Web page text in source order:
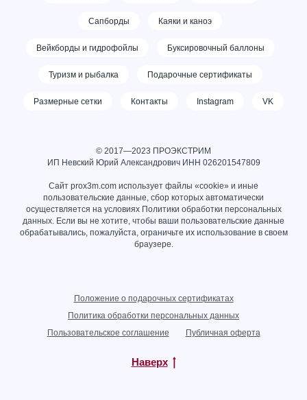
Сапборды Каяки и каноэ
Вейкборды и гидрофойлы Буксировочный баллоны
Туризм и рыбалка Подарочные сертификаты
Размерные сетки Контакты Instagram VK
© 2017—2023 ПРОЭКСТРИМ
ИП Невский Юрий Александрович ИНН 026201547809
Сайт prox3m.com использует файлы «cookie» и иные
пользовательские данные, сбор которых автоматически
осуществляется на условиях Политики обработки персональных
данных. Если вы не хотите, чтобы ваши пользовательские данные
обрабатывались, пожалуйста, ограничьте их использование в своем
браузере.
Положение о подарочных сертификатах
Политика обработки персональных данных
Пользовательское соглашение
Публичная оферта
Наверх